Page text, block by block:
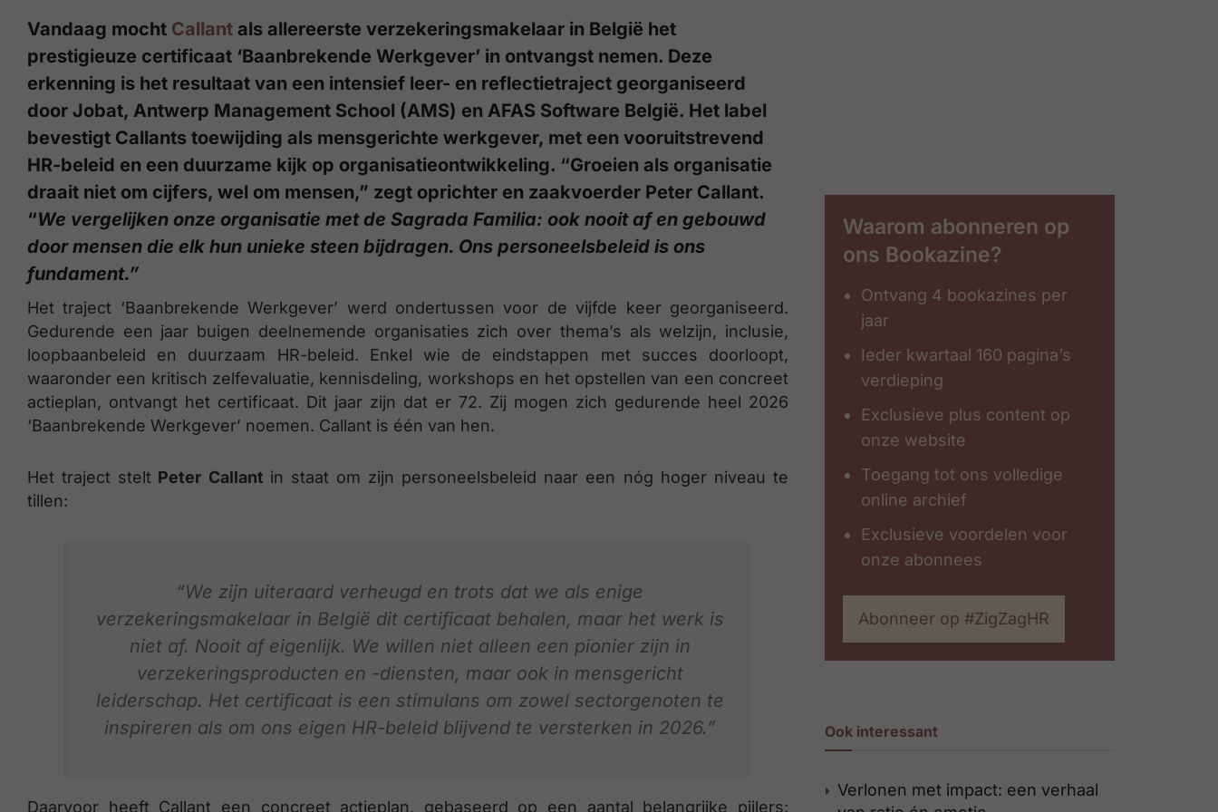
Vandaag mocht Callant als allereerste verzekeringsmakelaar in België het
prestigieuze certificaat ‘Baanbrekende Werkgever’ in ontvangst nemen. Deze
erkenning is het resultaat van een intensief leer- en reflectietraject georganiseerd
door Jobat, Antwerp Management School (AMS) en AFAS Software België. Het label
bevestigt Callants toewijding als mensgerichte werkgever, met een vooruitstrevend
HR-beleid en een duurzame kijk op organisatieontwikkeling. “Groeien als organisatie
draait niet om cijfers, wel om mensen,” zegt oprichter en zaakvoerder Peter Callant.
“We vergelijken onze organisatie met de Sagrada Familia: ook nooit af en gebouwd
door mensen die elk hun unieke steen bijdragen. Ons personeelsbeleid is ons
fundament.”
Het traject ‘Baanbrekende Werkgever’ werd ondertussen voor de vijfde keer georganiseerd.
Gedurende een jaar buigen deelnemende organisaties zich over thema’s als welzijn, inclusie,
loopbaanbeleid en duurzaam HR-beleid. Enkel wie de eindstappen met succes doorloopt,
waaronder een kritisch zelfevaluatie, kennisdeling, workshops en het opstellen van een concreet
actieplan, ontvangt het certificaat. Dit jaar zijn dat er 72. Zij mogen zich gedurende heel 2026
‘Baanbrekende Werkgever’ noemen. Callant is één van hen.
Het traject stelt Peter Callant in staat om zijn personeelsbeleid naar een nóg hoger niveau te
tillen:
“We zijn uiteraard verheugd en trots dat we als enige
verzekeringsmakelaar in België dit certificaat behalen, maar het werk is
niet af. Nooit af eigenlijk. We willen niet alleen een pionier zijn in
verzekeringsproducten en -diensten, maar ook in mensgericht
leiderschap. Het certificaat is een stimulans om zowel sectorgenoten te
inspireren als om ons eigen HR-beleid blijvend te versterken in 2026.”
Daarvoor heeft Callant een concreet actieplan, gebaseerd op een aantal belangrijke pijlers:
Waarom abonneren op
ons Bookazine?
Ontvang 4 bookazines per
jaar
Ieder kwartaal 160 pagina’s
verdieping
Exclusieve plus content op
onze website
Toegang tot ons volledige
online archief
Exclusieve voordelen voor
onze abonnees
Abonneer op #ZigZagHR
Ook interessant
Verlonen met impact: een verhaal